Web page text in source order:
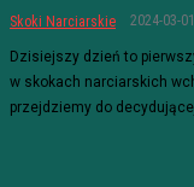
Skoki Narciarskie 2024-03-01
Dzisiejszy dzień to
w skokach narciarskich
przejdziemy do